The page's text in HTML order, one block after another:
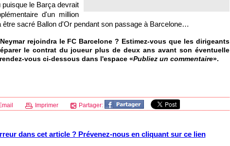
le Barça devrait
d'un million
être sacré Ballon d'Or pendant son passage à Barcelone…
rejoindra le FC Barcelone ? Estimez-vous que les dirigeants
le contrat du joueur plus de deux ans avant son éventuelle
vous ci-dessous dans l'espace «Publiez un commentaire».
Imprimer Partager:
dans cet article ? Prévenez-nous en cliquant sur ce lien